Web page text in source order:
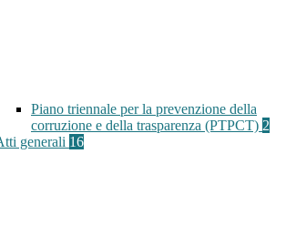
Piano triennale per la prevenzione della
corruzione e della trasparenza (PTPCT) 2
generali 16